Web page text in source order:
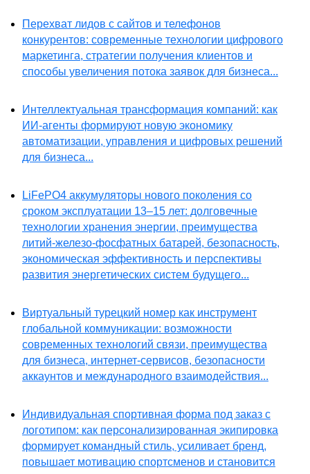
Перехват лидов с сайтов и телефонов
конкурентов: современные технологии цифрового
маркетинга, стратегии получения клиентов и
способы увеличения потока заявок для бизнеса...
Интеллектуальная трансформация компаний: как
ИИ-агенты формируют новую экономику
автоматизации, управления и цифровых решений
для бизнеса...
LiFePO4 аккумуляторы нового поколения со
сроком эксплуатации 13–15 лет: долговечные
технологии хранения энергии, преимущества
литий-железо-фосфатных батарей, безопасность,
экономическая эффективность и перспективы
развития энергетических систем будущего...
Виртуальный турецкий номер как инструмент
глобальной коммуникации: возможности
современных технологий связи, преимущества
для бизнеса, интернет-сервисов, безопасности
аккаунтов и международного взаимодействия...
Индивидуальная спортивная форма под заказ с
логотипом: как персонализированная экипировка
формирует командный стиль, усиливает бренд,
повышает мотивацию спортсменов и становится